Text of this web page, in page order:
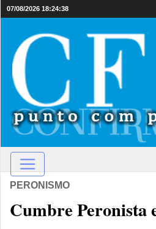
07/08/2026 18:24:38
PERONISMO
Cumbre Peronista